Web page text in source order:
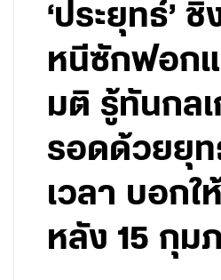
‘ประยุทธ์’
หนีซักฟอกแ
มติ รู้ทันกล
รอดด้วยยุท
เวลา บอกใ
หลัง 15 กุม